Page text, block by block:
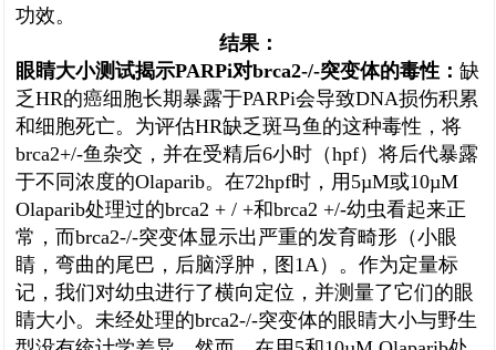
功效。
结果：
眼睛大小测试揭示PARPi对brca2-/-突变体的毒性： 缺
乏HR的癌细胞长期暴露于PARPi会导致DNA损伤积累
和细胞死亡。为评估HR缺乏斑马鱼的这种毒性，将
brca2+/-鱼杂交，并在受精后6小时（hpf）将后代暴露
于不同浓度的Olaparib。在72hpf时，用5µM或10µM
Olaparib处理过的brca2 + / +和brca2 +/-幼虫看起来正
常，而brca2-/-突变体显示出严重的发育畸形（小眼
睛，弯曲的尾巴，后脑浮肿，图1A）。作为定量标
记，我们对幼虫进行了横向定位，并测量了它们的眼
睛大小。未经处理的brca2-/-突变体的眼睛大小与野生